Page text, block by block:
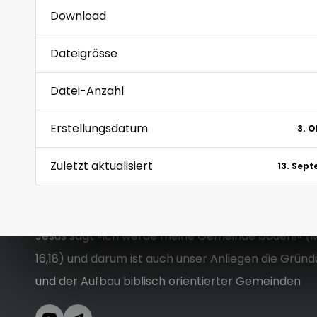
Download
Dateigrösse
Datei-Anzahl
Erstellungsdatum 3.
Zuletzt aktualisiert 13.
Jesus sagt »Ich werde meine Gemeinde bauen!«
16,18) und darum ist auch unser Anliegen die
und der Aufbau biblisch orientierter Gemeinden